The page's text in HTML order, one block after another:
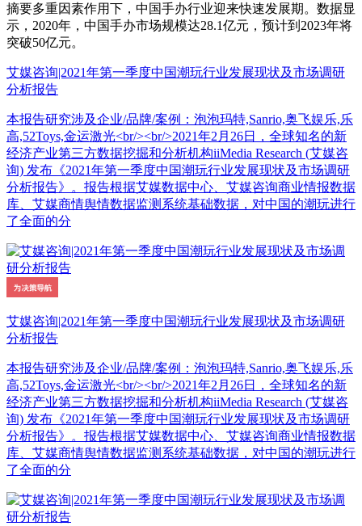
摘要多重因素作用下，中国手办行业迎来快速发展期。数据显
示，2020年，中国手办市场规模达28.1亿元，预计到2023年将
突破50亿元。
艾媒咨询|2021年第一季度中国潮玩行业发展现状及市场调研
分析报告
本报告研究涉及企业/品牌/案例：泡泡玛特,Sanrio,奥飞娱乐,乐
高,52Toys,金运激光<br/><br/>2021年2月26日，全球知名的新
经济产业第三方数据挖掘和分析机构iiMedia Research (艾媒咨
询) 发布《2021年第一季度中国潮玩行业发展现状及市场调研
分析报告》。报告根据艾媒数据中心、艾媒咨询商业情报数据
库、艾媒商情舆情数据监测系统基础数据，对中国的潮玩进行
了全面的分
艾媒咨询|2021年第一季度中国潮玩行业发展现状及市场调研
分析报告
本报告研究涉及企业/品牌/案例：泡泡玛特,Sanrio,奥飞娱乐,乐
高,52Toys,金运激光<br/><br/>2021年2月26日，全球知名的新
经济产业第三方数据挖掘和分析机构iiMedia Research (艾媒咨
询) 发布《2021年第一季度中国潮玩行业发展现状及市场调研
分析报告》。报告根据艾媒数据中心、艾媒咨询商业情报数据
库、艾媒商情舆情数据监测系统基础数据，对中国的潮玩进行
了全面的分